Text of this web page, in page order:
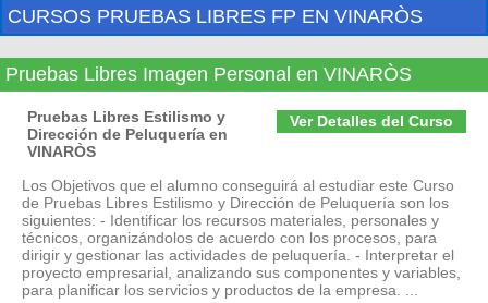
CURSOS PRUEBAS LIBRES FP EN VINARÒS
Pruebas Libres Imagen Personal en VINARÒS
Ver Detalles del Curso
Pruebas Libres Estilismo y
Dirección de Peluquería en
VINARÒS
Los Objetivos que el alumno conseguirá al estudiar este Curso
de Pruebas Libres Estilismo y Dirección de Peluquería son los
siguientes: - Identificar los recursos materiales, personales y
técnicos, organizándolos de acuerdo con los procesos, para
dirigir y gestionar las actividades de peluquería. - Interpretar el
proyecto empresarial, analizando sus componentes y variables,
para planificar los servicios y productos de la empresa. ...